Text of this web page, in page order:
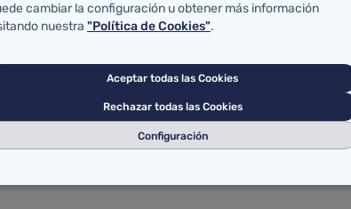
"excepcional"
científica y su
Ciudadanía
cambiar la configuración u obtener más información
nuestra "Política de Cookies".
Aceptar todas las Cookies
Rechazar todas las Cookies
Configuración